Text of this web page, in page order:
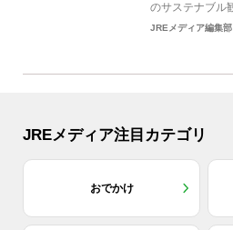
のサステナブル
クラブ×トレイン
JREメディア編集部
JREメディア注目カテゴリ
おでかけ